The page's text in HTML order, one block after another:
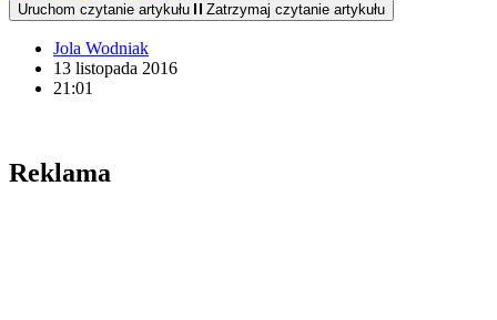
Uruchom czytanie artykułu Zatrzymaj czytanie artykułu
Jola Wodniak
13 listopada 2016
21:01
Reklama